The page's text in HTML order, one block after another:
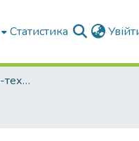
Статистика
Факультет Механіко-технологічний